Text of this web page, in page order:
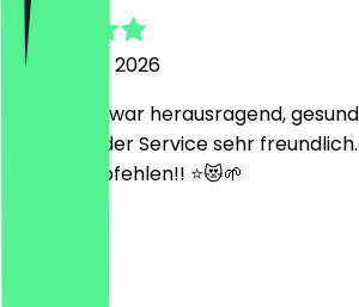
5 augustus 2026
Das Essen war herausragend,
Dazu war der Service sehr
weiterempfehlen!! ⭐️😻🌱